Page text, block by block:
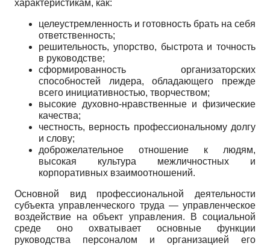
характеристикам, как:
целеустремленность и готовность брать на себя
ответственность;
решительность, упорство, быстрота и точность
в руководстве;
сформированность организаторских
способностей лидера, обладающего прежде
всего инициативностью, творчеством;
высокие духовно-нравственные и физические
качества;
честность, верность профессиональному долгу
и слову;
доброжелательное отношение к людям,
высокая культура межличностных и
корпоративных взаимоотношений.
Основной вид профессиональной деятельности
субъекта управленческого труда — управленческое
воздействие на объект управления. В социальной
среде оно охватывает основные функции
руководства персоналом и организацией его